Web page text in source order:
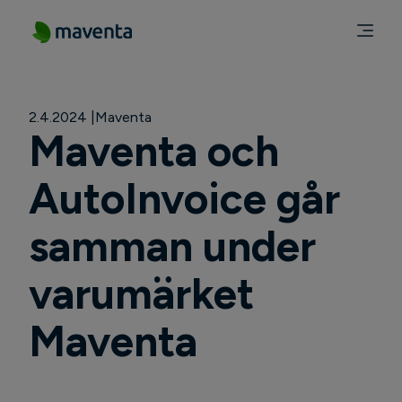
2.4.2024 Maventa
Maventa och
AutoInvoice går
samman under
varumärket
Maventa